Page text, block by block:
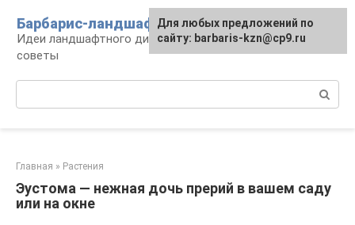
контенту
Барбарис-ландшафт
Идеи ландшафтного дизайна, правила и
советы
Главная » Растения
Эустома — нежная дочь прерий в вашем саду
или на окне
Для любых предложений по
сайту: barbaris-kzn@cp9.ru